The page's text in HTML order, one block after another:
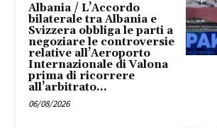
Albania / L’Accordo
bilaterale tra Albania e
Svizzera obbliga le parti a
negoziare le controversie
relative all’Aeroporto
Internazionale di Valona
prima di ricorrere
all’arbitrato...
06/08/2026